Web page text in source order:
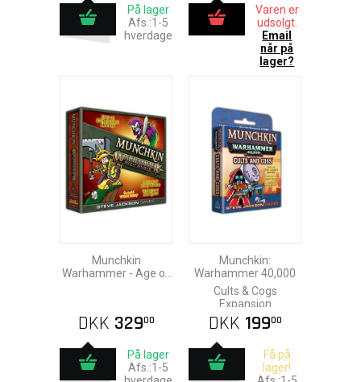
På lager
Afs.:1-5
hverdage
Varen er
udsolgt.
Email
når på
lager?
Munchkin
Warhammer - Age of
DKK 32900
På lager
Afs.:1-5
Munchkin:
Warhammer 40,000
Cults & Cogs
Expansion
DKK 19900
Få på
lager!